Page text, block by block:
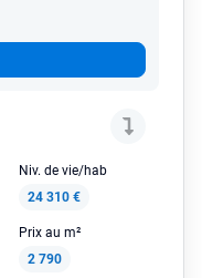
Niv. de vie/hab
24 310 €
Prix au m²
2 790